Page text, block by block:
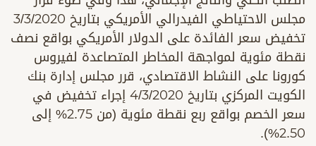
مجلس الاحتياطي الفيدرالي الأمريكي بتاريخ 3/3/2020
تخفيض سعر الفائدة على الدولار الأمريكي بواقع نصف
نقطة مئوية لمواجهة المخاطر المتصاعدة لفيروس
كورونا على النشاط الاقتصادي، قرر مجلس إدارة بنك
الكويت المركزي بتاريخ 4/3/2020 إجراء تخفيض في
سعر الخصم بواقع ربع نقطة مئوية (من 2.75% إلى
2.50%).